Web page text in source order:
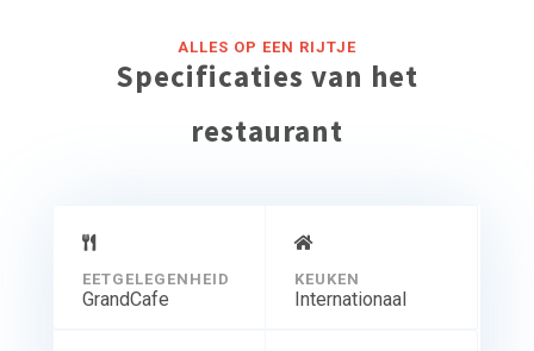
ALLES OP EEN RIJTJE
Specificaties van het
restaurant
EETGELEGENHEID
GrandCafe
KEUKEN
Internationaal